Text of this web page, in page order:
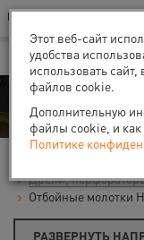
Ваш город:Казань
В Вашем регионе нет наших
Аренда
Дрели,
Отбойные молотки
РАЗВЕРНУТЬ
Этот веб-сайт
удобства
использовать
файлов cookie.
Дополнительную
файлы cookie, и как
Политике